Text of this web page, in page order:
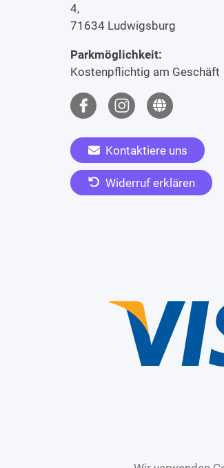
4,
71634 Ludwigsburg
Parkmöglichkeit:
Kostenpflichtig am Geschäft
Kontaktiere uns
Widerruf erklären